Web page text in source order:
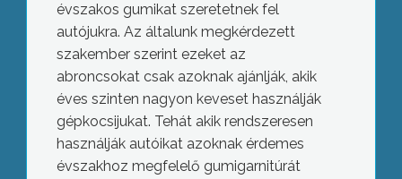
évszakos gumikat szeretetnek fel
autójukra. Az általunk megkérdezett
szakember szerint ezeket az
abroncsokat csak azoknak ajánlják, akik
éves szinten nagyon keveset használják
gépkocsijukat. Tehát akik rendszeresen
használják autóikat azoknak érdemes
évszakhoz megfelelő gumigarnitúrát